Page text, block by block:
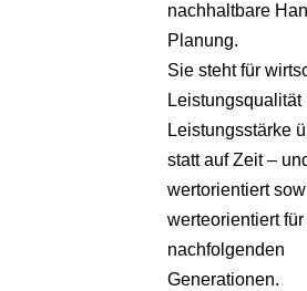
nachhaltbare
Planung.
Sie steht für
Leistungsqualität
Leistungsstärke
statt auf Zeit –
wertorientiert
werteorientiert
nachfolgenden
Generationen.